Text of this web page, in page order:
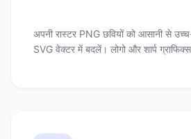
अपनी रास्टर PNG छवियों को आसानी से
SVG वेक्टर में बदलें। लोगो और शार्प